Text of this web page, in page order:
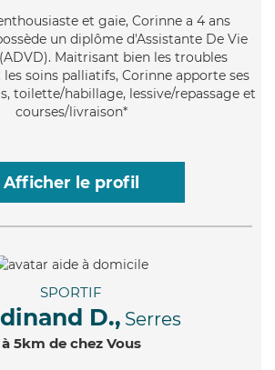
et gaie, Corinne a 4 ans
un diplôme d'Assistante De Vie
Maitrisant bien les troubles
soins palliatifs, Corinne apporte ses
toilette/habillage, lessive/repassage et
courses/livraison*
Afficher le profil
SPORTIF
D., Serres
à 5km de chez Vous